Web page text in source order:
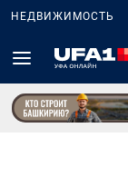
НЕДВИЖИМОСТЬ